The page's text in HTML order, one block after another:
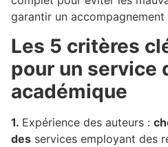
garantir un accompagnement
Les 5 critères
pour un service
académique
1. Expérience des auteurs :
des services employant des